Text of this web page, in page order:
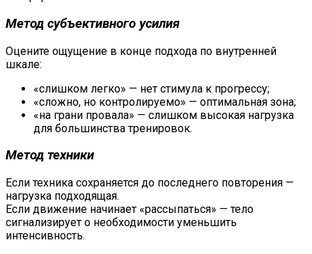
Метод субъективного усилия
Оцените ощущение в конце подхода по внутренней
шкале:
«слишком легко» — нет стимула к прогрессу;
«сложно, но контролируемо» — оптимальная зона;
«на грани провала» — слишком высокая нагрузка
для большинства тренировок.
Метод техники
Если техника сохраняется до последнего повторения —
нагрузка подходящая.
Если движение начинает «рассыпаться» — тело
сигнализирует о необходимости уменьшить
интенсивность.